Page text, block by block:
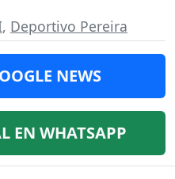
, Deportivo Pereira
NEWS
EN WHATSAPP